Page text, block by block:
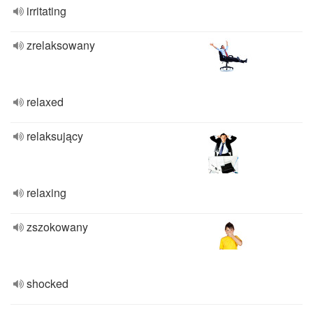
irritating
zrelaksowany
relaxed
relaksujący
relaxing
zszokowany
shocked